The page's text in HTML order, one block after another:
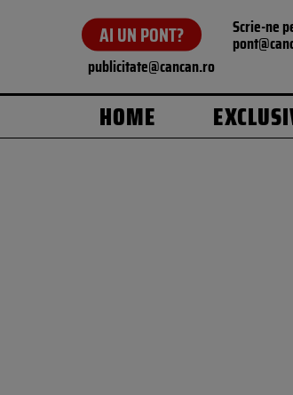
AI UN PONT? Scrie-ne
publicitate@cancan.ro
HOME